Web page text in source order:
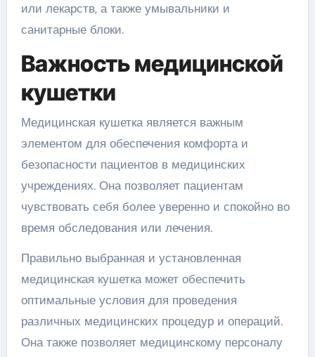
или лекарств, а также умывальники и
санитарные блоки.
Важность медицинской
кушетки
Медицинская кушетка является важным
элементом для обеспечения комфорта и
безопасности пациентов в медицинских
учреждениях. Она позволяет пациентам
чувствовать себя более уверенно и спокойно во
время обследования или лечения.
Правильно выбранная и установленная
медицинская кушетка может обеспечить
оптимальные условия для проведения
различных медицинских процедур и операций.
Она также позволяет медицинскому персоналу